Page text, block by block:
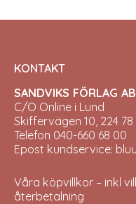
KONTAKT
SANDVIKS FÖRLAG AB
C/O Online i Lund
Skiffervägen 10, 224 78
Telefon 040-660 68 00
Epost kundservice:
Våra köpvillkor – inkl
återbetalning